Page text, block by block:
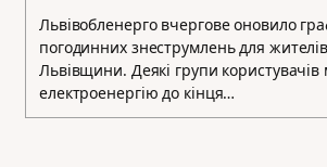
Львівобленерго вчергове оновило
погодинних знеструмлень для
Львівщини. Деякі групи користувачів
електроенергію до кінця…